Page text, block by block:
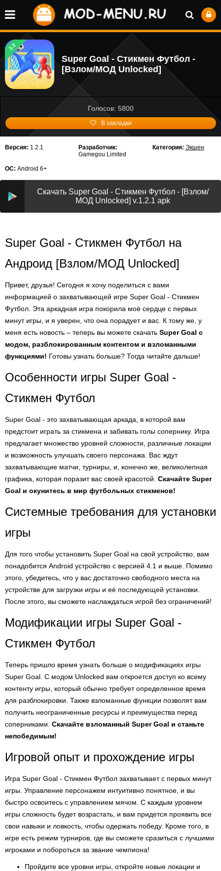
3.3
Super Goal - Стикмен Футбол -
[Взлом/МОД Unlocked]
Голосов: 5800
В закладки
Версия: 1.2.1
Разработчик:
Gamegou Limited
Категория: Экшен
ОС: Android 6+
Скачать Super Goal - Стикмен Футбол - [Взлом/
МОД Unlocked] v.1.2.1 apk
Super Goal - Стикмен Футбол на
Андроид [Взлом/МОД Unlocked]
Привет, друзья! Сегодня я хочу поделиться с вами
информацией о захватывающей игре Super Goal - Стикмен
Футбол. Эта аркадная игра покорила моё сердце с первых
минут игры, и я уверен, что она порадует и вас. К тому же, у
меня есть новость – теперь вы можете скачать Super Goal с
модом, разблокированным контентом и взломанными
функциями! Готовы узнать больше? Тогда читайте дальше!
Особенности игры Super Goal -
Стикмен Футбол
Super Goal - это захватывающая аркада, в которой вам
предстоит играть за стикмена и забивать голы сопернику. Игра
предлагает множество уровней сложности, различные локации
и возможность улучшать своего персонажа. Вас ждут
захватывающие матчи, турниры, и, конечно же, великолепная
графика, которая поразит вас своей красотой. Скачайте Super
Goal и окунитесь в мир футбольных стикменов!
Системные требования для установки
игры
Для того чтобы установить Super Goal на свой устройство, вам
понадобится Android устройство с версией 4.1 и выше. Помимо
этого, убедитесь, что у вас достаточно свободного места на
устройстве для загрузки игры и её последующей установки.
После этого, вы сможете наслаждаться игрой без ограничений!
Модификации игры Super Goal -
Стикмен Футбол
Теперь пришло время узнать больше о модификациях игры
Super Goal. С модом Unlocked вам откроется доступ ко всему
контенту игры, который обычно требует определенное время
для разблокировки. Также взломанные функции позволят вам
получить неограниченные ресурсы и преимущества перед
соперниками. Скачайте взломанный Super Goal и станьте
непобедимым!
Игровой опыт и прохождение игры
Игра Super Goal - Стикмен Футбол захватывает с первых минут
игры. Управление персонажем интуитивно понятное, и вы
быстро освоитесь с управлением мячом. С каждым уровнем
игры сложность будет возрастать, и вам придется проявить все
свои навыки и ловкость, чтобы одержать победу. Кроме того, в
игре есть режим турниров, где вы сможете сразиться с лучшими
игроками и побороться за звание чемпиона!
Пройдите все уровни игры, откройте новые локации и